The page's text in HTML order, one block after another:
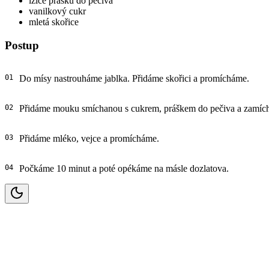
vanilkový cukr
mletá skořice
Postup
Do mísy nastrouháme jablka. Přidáme skořici a promícháme.
Přidáme mouku smíchanou s cukrem, práškem do pečiva a
Přidáme mléko, vejce a promícháme.
Počkáme 10 minut a poté opékáme na másle dozlatova.